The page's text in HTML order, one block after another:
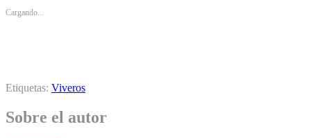
Cargando...
Etiquetas: Viveros
Sobre el autor